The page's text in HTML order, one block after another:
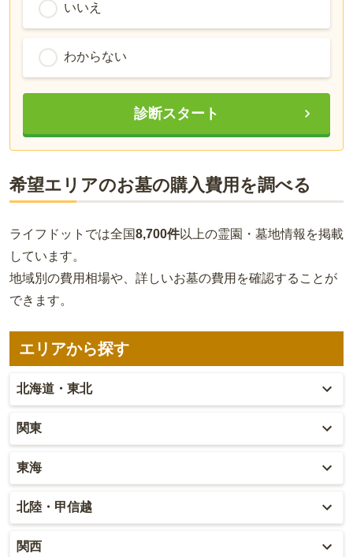
いいえ
わからない
診断スタート
希望エリアのお墓の購入費用を調べる
ライフドットでは全国8,700件以上の霊園・墓地情報を掲載
しています。
地域別の費用相場や、詳しいお墓の費用を確認することが
できます。
エリアから探す
北海道・東北
北海道
青森
岩手
関東
東京
神奈川
東海
愛知
岐阜
北陸・甲信越
富山
関西